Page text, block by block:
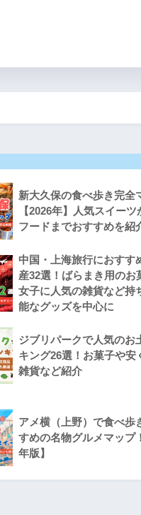
新大久保の食べ歩き完全
【2026年】人気スイー
フードまでおすすめを紹
中国・上海旅行におすす
産32選！ばらまき用のお
女子に人気の雑貨など持
能なグッズを中心に
ジブリパークで人気のお
キング26選！お菓子や安
雑貨など紹介
アメ横（上野）で食べ歩
すめの名物グルメマップ
年版】